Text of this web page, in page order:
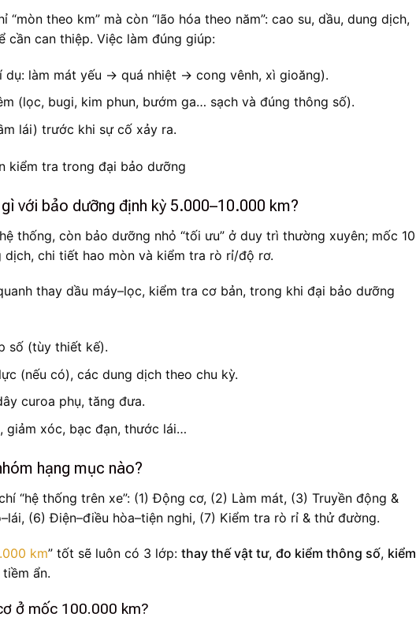
theo km” mà còn “lão hóa theo năm”: cao su, dầu, dung dịch,
can thiệp. Việc làm đúng giúp:
dụ: làm mát yếu → quá nhiệt → cong vênh, xì gioăng).
(lọc, bugi, kim phun, bướm ga… sạch và đúng thông số).
lái) trước khi sự cố xảy ra.
với bảo dưỡng định kỳ 5.000–10.000 km?
thống, còn bảo dưỡng nhỏ “tối ưu” ở duy trì thường xuyên; mốc 10
chi tiết hao mòn và kiểm tra rò rỉ/độ rơ.
thay dầu máy–lọc, kiểm tra cơ bản, trong khi đại bảo dưỡng
số (tùy thiết kế).
(nếu có), các dung dịch theo chu kỳ.
curoa phụ, tăng đưa.
giảm xóc, bạc đạn, thước lái…
hạng mục nào?
“hệ thống trên xe”: (1) Động cơ, (2) Làm mát, (3) Truyền động &
(6) Điện–điều hòa–tiện nghi, (7) Kiểm tra rò rỉ & thử đường.
km” tốt sẽ luôn có 3 lớp: thay thế vật tư, đo kiểm thông số, kiểm
ẩn.
ở mốc 100.000 km?